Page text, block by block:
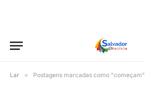
Lar » Postagens marcadas como "começam"